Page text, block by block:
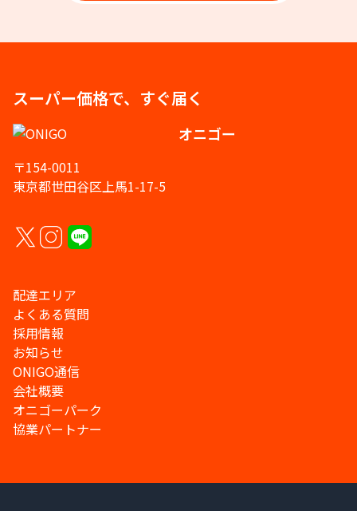
スーパー価格で、すぐ届く
オニゴー
〒154-0011
東京都世田谷区上馬1-17-5
配達エリア
よくある質問
採用情報
お知らせ
ONIGO通信
会社概要
オニゴーパーク
協業パートナー